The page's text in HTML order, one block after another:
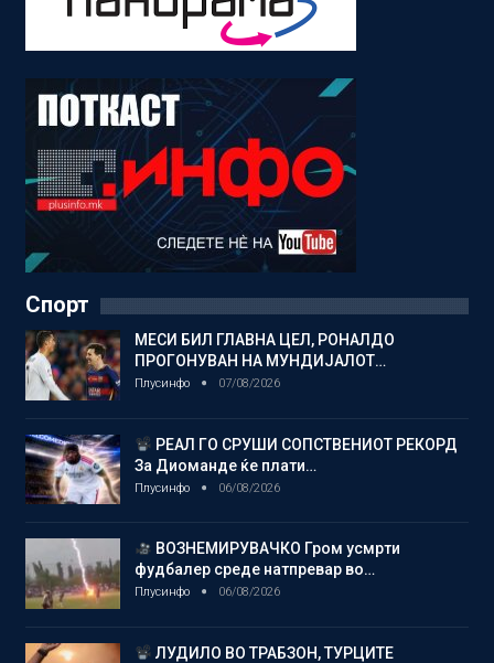
Спорт
МЕСИ БИЛ ГЛАВНА ЦЕЛ, РОНАЛДО
ПРОГОНУВАН НА МУНДИЈАЛОТ…
Плусинфо 07/08/2026
РЕАЛ ГО СРУШИ СОПСТВЕНИОТ РЕКОРД
За Диоманде ќе плати…
Плусинфо 06/08/2026
ВОЗНЕМИРУВАЧКО Гром усмрти
фудбалер среде натпревар во…
Плусинфо 06/08/2026
ЛУДИЛО ВО ТРАБЗОН, ТУРЦИТЕ